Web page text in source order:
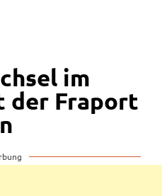
im
der Fraport